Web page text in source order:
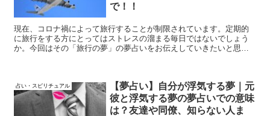
で！！
現在、コロナ禍によって旅行することが制限されています。定期的
に旅行をする方にとってはストレスの溜まる毎日ではないでしょう
か。今回はその「旅行の夢」の夢占いをお伝えしていきたいと思い
占い・スピリチュアル
【夢占い】自分が浮気する夢｜元
彼と浮気する夢の夢占いでの意味
は？友達や同僚、知らない人ま